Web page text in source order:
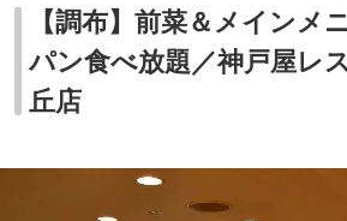
【調布】前菜＆メインメ
パン食べ放題／神戸屋レ
丘店